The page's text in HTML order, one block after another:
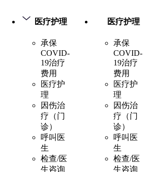
医疗护理
承保
COVID-
19治疗
费用
医疗护
理
因伤治
疗（门
诊）
呼叫医
生
检查/医
生咨询
医疗护理
承保
COVID-
19治疗
费用
医疗护
理
因伤治
疗（门
诊）
呼叫医
生
检查/医
生咨询